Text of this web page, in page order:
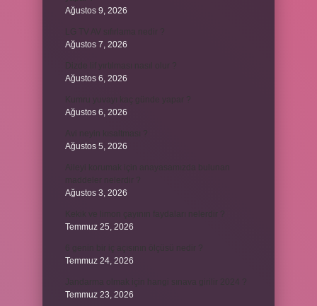
Ağustos 9, 2026
Ağustos 7, 2026
Ağustos 6, 2026
Ağustos 6, 2026
Ağustos 5, 2026
Ağustos 3, 2026
Temmuz 25, 2026
Temmuz 24, 2026
Temmuz 23, 2026